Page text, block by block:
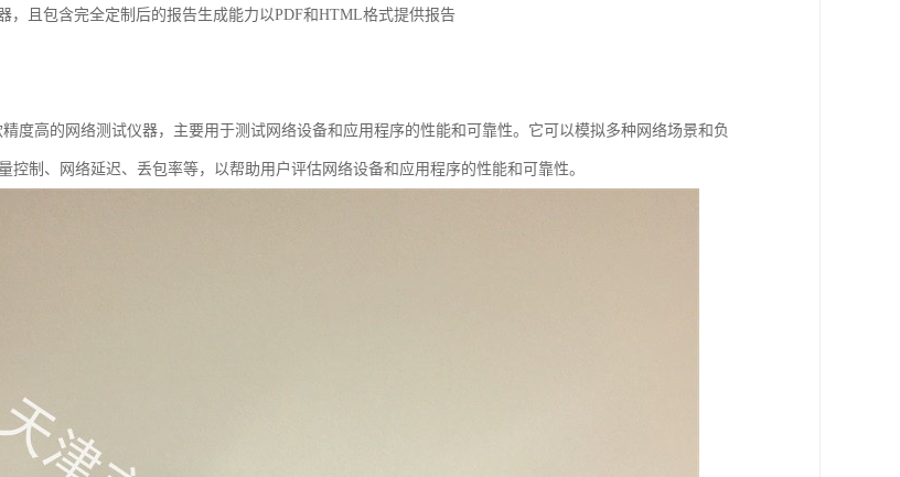
，且包含完全定制后的报告生成能力以PDF和HTML格式提供报告
精度高的网络测试仪器，主要用于测试网络设备和应用程序的性能和可靠性。它可以模拟多种网络场景和负
控制、网络延迟、丢包率等，以帮助用户评估网络设备和应用程序的性能和可靠性。